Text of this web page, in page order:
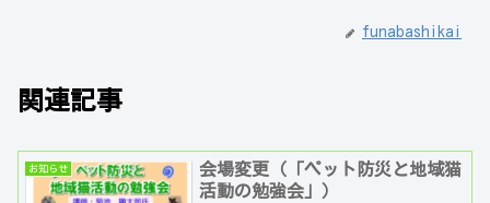
funabashikai
関連記事
お知らせ
会場変更（「ペット防災と地域猫
活動の勉強会」）